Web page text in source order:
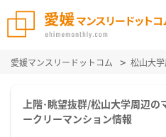
愛媛マンスリードットコム 松山大
上階･眺望抜群/松山大学周辺の
ークリーマンション情報